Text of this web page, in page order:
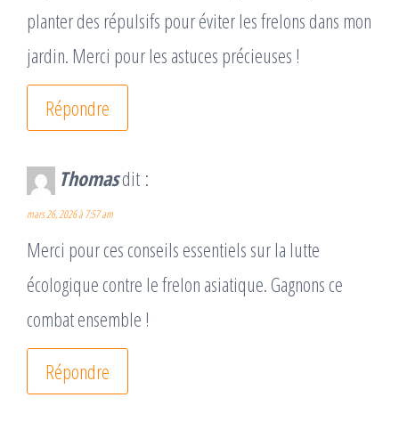
planter des répulsifs pour éviter les frelons dans mon
jardin. Merci pour les astuces précieuses !
Répondre
Thomasdit :
mars 26, 2026 à 7:57 am
Merci pour ces conseils essentiels sur la lutte
écologique contre le frelon asiatique. Gagnons ce
combat ensemble !
Répondre